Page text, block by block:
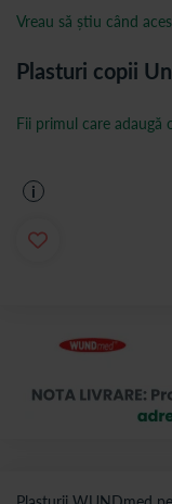
Plasturi copii
Fii primul care adaugă
i
Vreau să știu când